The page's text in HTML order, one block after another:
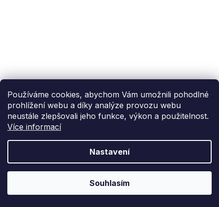
Používáme cookies, abychom Vám umožnili pohodlné
prohlížení webu a díky analýze provozu webu
neustále zlepšovali jeho funkce, výkon a použitelnost.
Více informací
Nastavení
Souhlasím